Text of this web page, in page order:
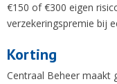
€150 of €300 eigen
verzekeringspremie bij
Korting
Centraal Beheer maakt